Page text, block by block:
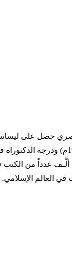
لسنة 1998م بالاشتراك
العالم